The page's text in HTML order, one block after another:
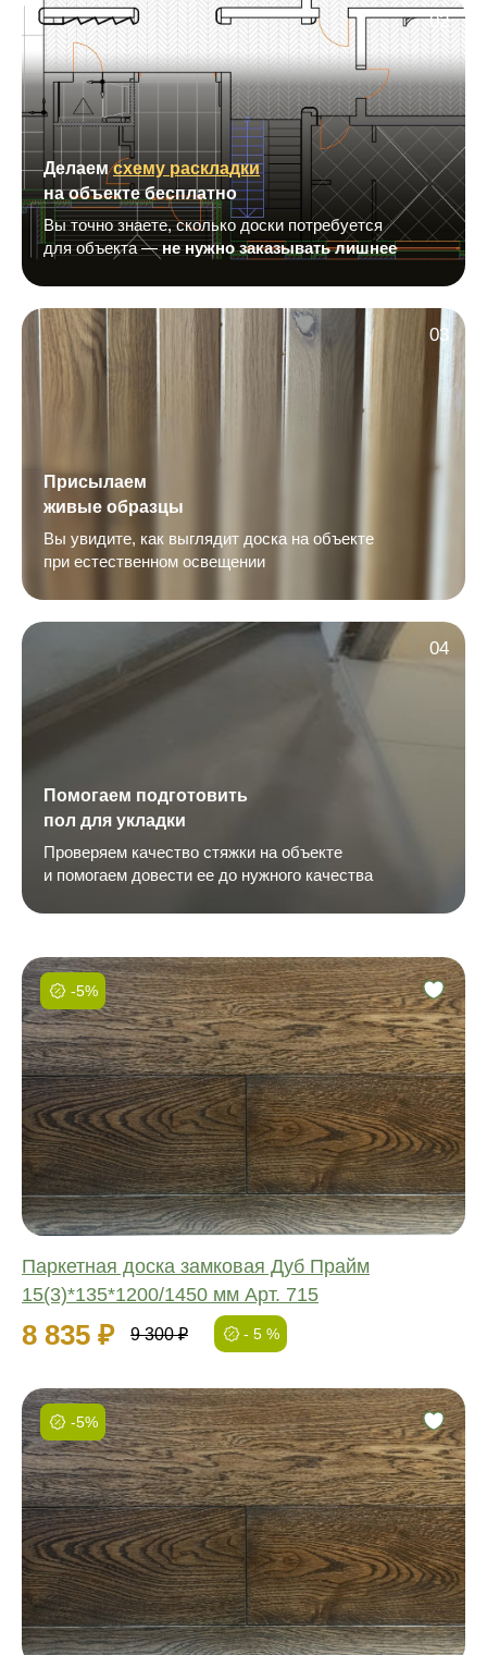
02
Делаемсхему раскладки
на объекте бесплатно
Вы точно знаете, сколько доски потребуется
для объекта —не нужно заказывать лишнее
03
Присылаем
живые образцы
Вы увидите, как выглядит доска на объекте
при естественном освещении
04
Помогаем подготовить
пол для укладки
Проверяем качество стяжки на объекте
и помогаем довести ее до нужного качества
-5%
Паркетная доска замковая Дуб Прайм
15(3)*135*1200/1450 мм Арт. 715
8 835 ₽ 9 300 ₽ - 5 %
Фаска:
Соединение:
Обработка:
Длина:
Ширина:
Толщина:
-5%
Фаска:
Соединение:
Обработка:
Длина:
Ширина:
Толщина: